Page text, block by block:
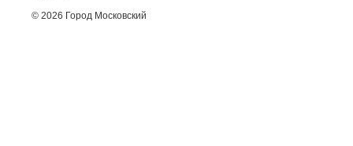
© 2026 Город Московский